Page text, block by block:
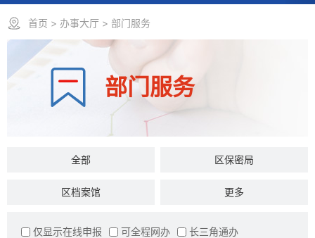
首页 > 办事大厅 > 部门服务
部门服务
全部 区保密局
区档案馆 区司法局
区民政局 区文旅体局
更多
仅显示在线申报 可全程网办 长三角通办